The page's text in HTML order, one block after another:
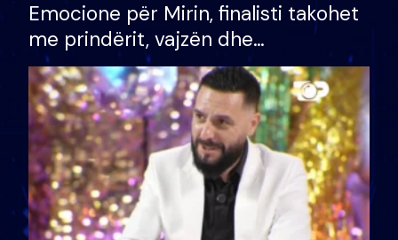
Emocione për Mirin, finalisti takohet
me prindërit, vajzën dhe
bashkëshorten: S’kemi ndonjë letër
divorci apo jo?